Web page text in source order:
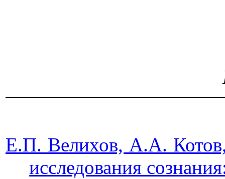
Е.П. Велихов, А.А.
исследования